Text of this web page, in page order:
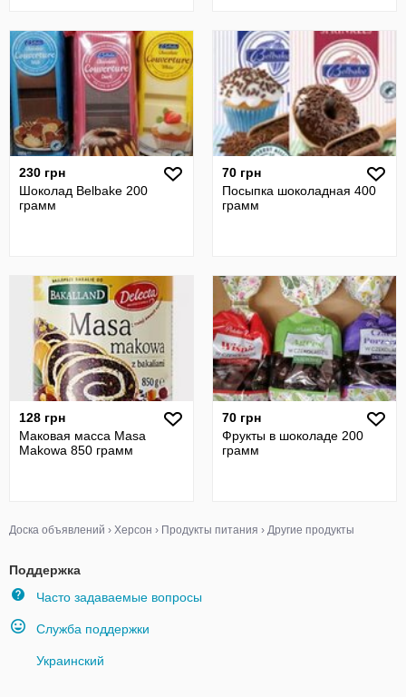
230 грн
Шоколад Belbake 200
грамм
70 грн
Посыпка шоколадная 400
грамм
128 грн
Маковая масса Masa
Makowa 850 грамм
70 грн
Фрукты в шоколаде 200
грамм
Доска объявлений › Херсон › Продукты питания › Другие продукты
Поддержка
Часто задаваемые вопросы
Служба поддержки
Украинский